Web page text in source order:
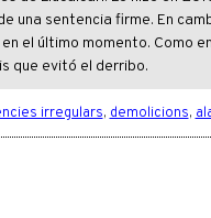
una sentencia firme. En
el último momento. Como
que evitó el derribo.
irregulars, demolicions,